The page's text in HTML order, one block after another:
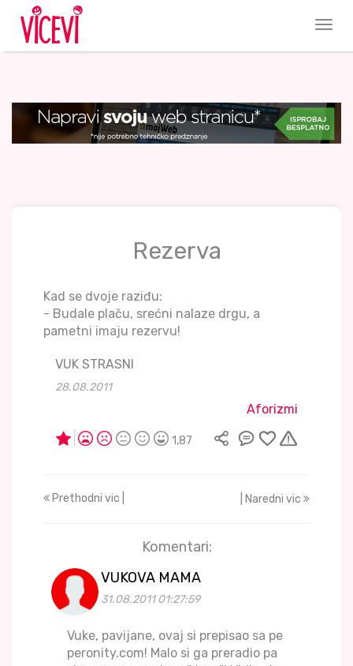
Rezerva
Kad se dvoje raziđu:
- Budale plaču, srećni nalaze drgu, a
pametni imaju rezervu!
VUK STRASNI
28.08.2011
Aforizmi
1,87
Prethodni vic | | Naredni vic
Komentari:
VUKOVA MAMA
31.08.2011 01:27:59
Vuke, pavijane, ovaj si prepisao sa pe
peronity.com! Malo si ga preradio pa